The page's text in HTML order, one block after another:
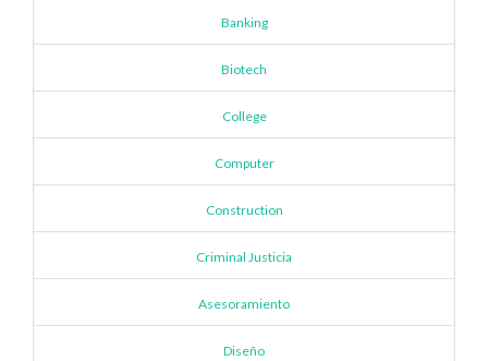
Banking
Biotech
College
Computer
Construction
Criminal Justicia
Asesoramiento
Diseño